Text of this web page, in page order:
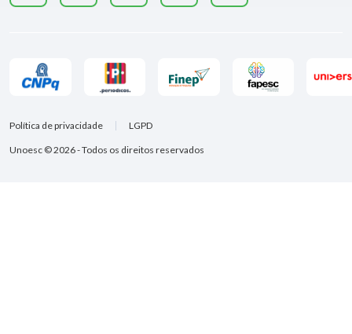
Unoesc © 2026 - Todos os direitos reservados
Política de privacidade LGPD